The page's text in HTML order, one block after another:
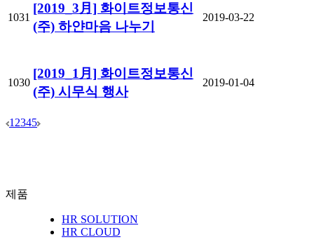
1031
[2019_3月] 화이트정보통신
(주) 하얀마음 나누기
2019-03-22
1030
[2019_1月] 화이트정보통신
(주) 시무식 행사
2019-01-04
1 2345
제품
HR SOLUTION
HR CLOUD